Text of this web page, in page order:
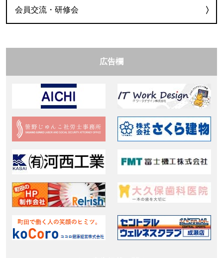
会員交流・研修会
広告欄